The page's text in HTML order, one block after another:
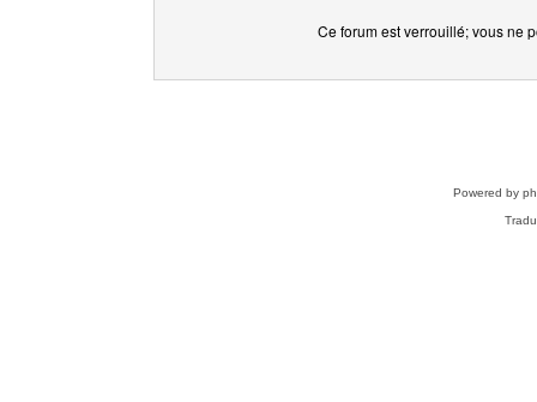
Ce forum est verrouillé; vous ne
Powered by